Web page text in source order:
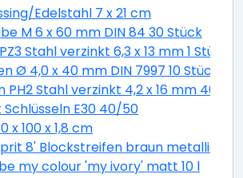
Edelstahl 7 x 21 cm
M 6 x 60 mm DIN 84 30 Stück
Stahl verzinkt 6,3 x 13 mm 1 Stück
Ø 4,0 x 40 mm DIN 7997 10 Stück
PH2 Stahl verzinkt 4,2 x 16 mm 40
E30 40/50
x 100 x 1,8 cm
8' Blockstreifen braun metallic
my colour 'my ivory' matt 10 l